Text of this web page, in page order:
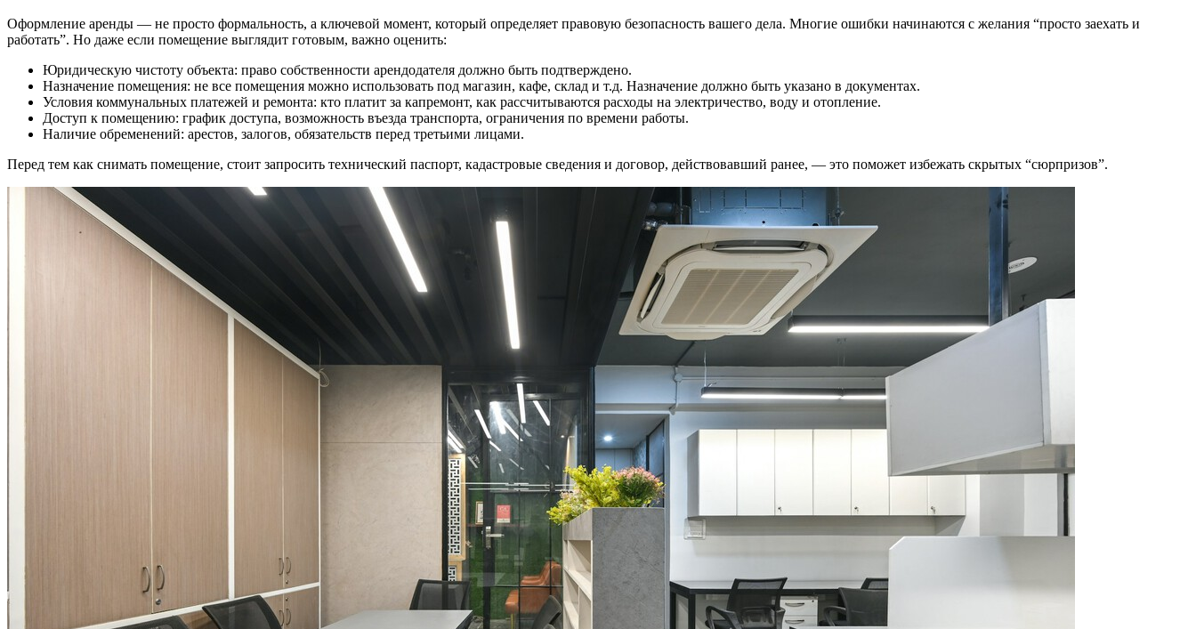
Оформление аренды — не просто формальность, а ключевой момент, который определяет правовую безопасность вашего дела. Многие ошибки начинаются с желания “просто заехать и
работать”. Но даже если помещение выглядит готовым, важно оценить:
Юридическую чистоту объекта: право собственности арендодателя должно быть подтверждено.
Назначение помещения: не все помещения можно использовать под магазин, кафе, склад и т.д. Назначение должно быть указано в документах.
Условия коммунальных платежей и ремонта: кто платит за капремонт, как рассчитываются расходы на электричество, воду и отопление.
Доступ к помещению: график доступа, возможность въезда транспорта, ограничения по времени работы.
Наличие обременений: арестов, залогов, обязательств перед третьими лицами.
Перед тем как снимать помещение, стоит запросить технический паспорт, кадастровые сведения и договор, действовавший ранее, — это поможет избежать скрытых “сюрпризов”.